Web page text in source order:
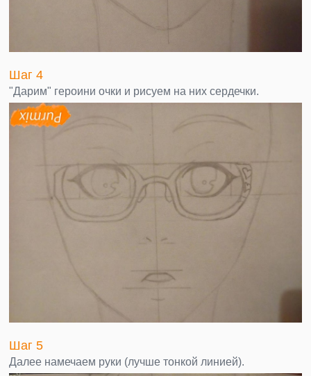
Шаг 4
"Дарим" героини очки и рисуем на них сердечки.
Шаг 5
Далее намечаем руки (лучше тонкой линией).